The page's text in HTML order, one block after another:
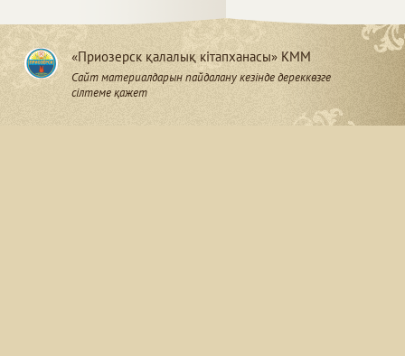
«Приозерск қалалық кітапханасы» КММ
Сайт материалдарын пайдалану кезінде дереккөзге
сілтеме қажет